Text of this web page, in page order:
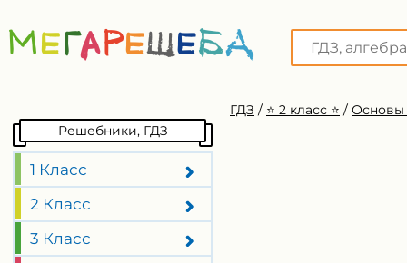
Решебники, ГДЗ
1 Класс
2 Класс
3 Класс
ГДЗ / ⭐️ 2 класс ⭐️ / Основы